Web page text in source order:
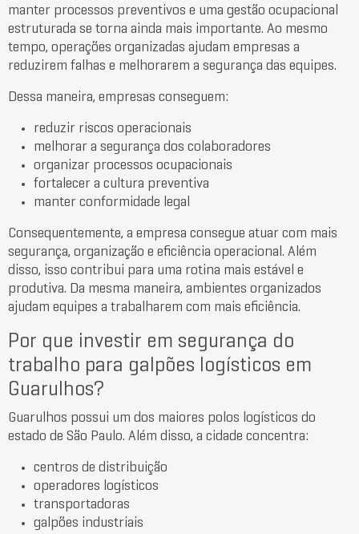
manter processos preventivos e uma gestão ocupacional
estruturada se torna ainda mais importante. Ao mesmo
tempo, operações organizadas ajudam empresas a
reduzirem falhas e melhorarem a segurança das equipes.
Dessa maneira, empresas conseguem:
reduzir riscos operacionais
melhorar a segurança dos colaboradores
organizar processos ocupacionais
fortalecer a cultura preventiva
manter conformidade legal
Consequentemente, a empresa consegue atuar com mais
segurança, organização e eficiência operacional. Além
disso, isso contribui para uma rotina mais estável e
produtiva. Da mesma maneira, ambientes organizados
ajudam equipes a trabalharem com mais eficiência.
Por que investir em segurança do
trabalho para galpões logísticos em
Guarulhos?
Guarulhos possui um dos maiores polos logísticos do
estado de São Paulo. Além disso, a cidade concentra:
centros de distribuição
operadores logísticos
transportadoras
galpões industriais